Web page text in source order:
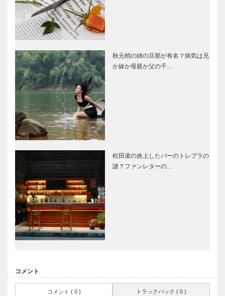
秋元梢の姉の旦那が有名？病気は兄
か妹か母親か父の千…
松田凌の炎上したバーのトレプラの
謎？ファンレターの…
コメント
コメント ( 0 ) トラックバック ( 0 )